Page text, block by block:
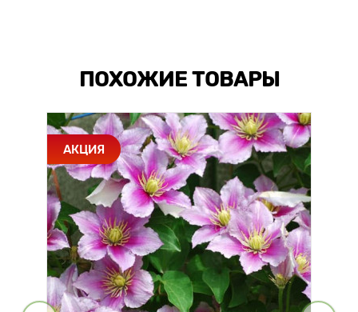
ПОХОЖИЕ ТОВАРЫ
АКЦИЯ